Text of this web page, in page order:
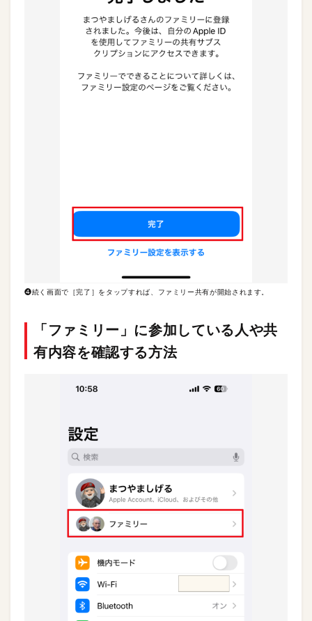
❹続く画面で［完了］をタップすれば、ファミリー共有が開始されます。
「ファミリー」に参加している人や共
有内容を確認する方法